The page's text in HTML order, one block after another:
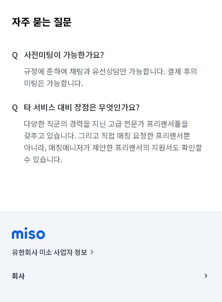
자주 묻는 질문
사전미팅이 가능한가요?
규정에 준하여 채팅과 유선상담만 가능합니다. 결제 후의
미팅은 가능합니다.
타 서비스 대비 장점은 무엇인가요?
다양한 직군의 경력을 지닌 고급 전문가 프리랜서풀을
갖추고 있습니다. 그리고 직접 매칭 요청한 프리랜서뿐
아니라, 매칭매니저가 제안한 프리랜서의 지원서도 확인할
수 있습니다.
유한회사 미소 사업자 정보
00019 |
회사